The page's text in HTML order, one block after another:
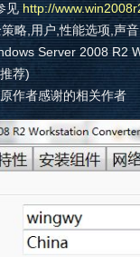
见 http://
略,用户,性能选项,声
Server 2008 R2
荐)
作者感谢的相关作者